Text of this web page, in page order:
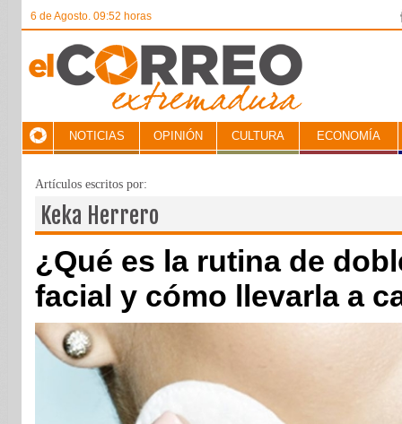
6 de Agosto. 09:52 horas
NOTICIAS OPINIÓN CULTURA ECONOMÍA
Artículos escritos por:
Keka Herrero
¿Qué es la rutina de
facial y cómo llevarla a